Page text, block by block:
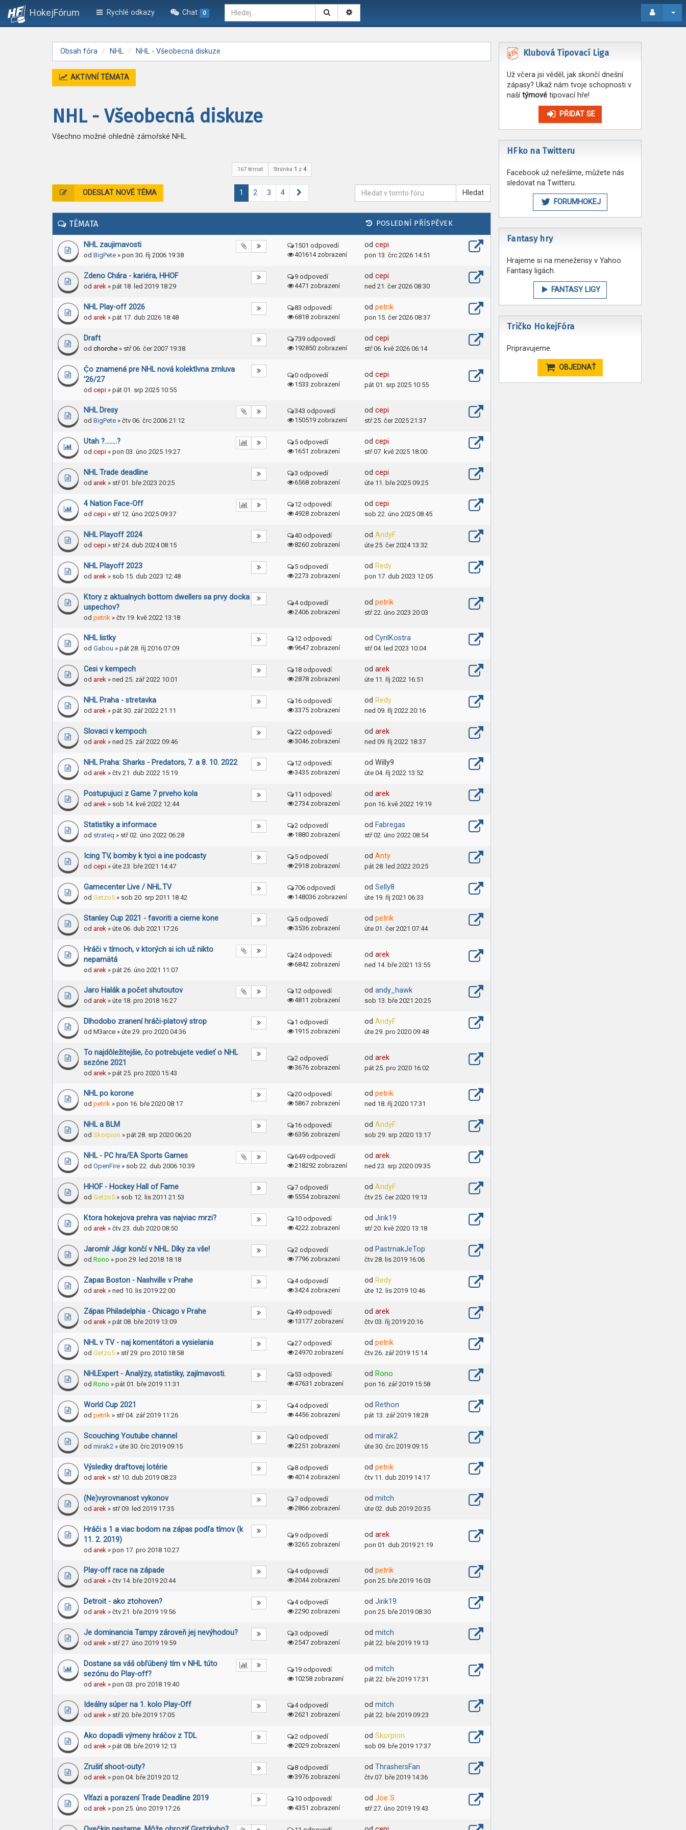
HokejFórum Rychlé odkazy Chat 0
Obsah fóra NHL NHL - Všeobecná diskuze
AKTIVNÍ TÉMATA
NHL - Všeobecná diskuze
Všechno možné ohledně zámořské NHL.
167 témat Stránka 1 z 4
ODESLAT NOVÉ TÉMA 1 2 3 4 Další Hledat
TÉMATA POSLEDNÍ PŘÍSPĚVEK
NHL zaujimavosti
od BigPete» pon 30. říj 2006 19:38
1501 odpovedí
401614 zobrazení
od cepi
pon 13. črc 2026 14:51
Zdeno Chára - kariéra, HHOF
od arek» pát 18. led 2019 18:29
9 odpovedí
4471 zobrazení
od cepi
ned 21. čer 2026 08:30
NHL Play-off 2026
od arek» pát 17. dub 2026 18:48
83 odpovedí
6818 zobrazení
od petrik
pon 15. čer 2026 08:37
Draft
od chorche» stř 06. čer 2007 19:38
739 odpovedí
192850 zobrazení
od cepi
stř 06. kvě 2026 06:14
Č̣o znamená pre NHL nová kolektìvna zmluva
'26/27
od cepi» pát 01. srp 2025 10:55
0 odpovedí
1533 zobrazení
od cepi
pát 01. srp 2025 10:55
NHL Dresy
od BigPete» čtv 06. črc 2006 21:12
343 odpovedí
150519 zobrazení
od cepi
stř 25. čer 2025 21:37
Utah ?........?
od cepi» pon 03. úno 2025 19:27
5 odpovedí
1651 zobrazení
od cepi
stř 07. kvě 2025 18:00
NHL Trade deadline
od arek» stř 01. bře 2023 20:25
3 odpovedí
6568 zobrazení
od cepi
úte 11. bře 2025 09:25
4 Nation Face-Off
od cepi» stř 12. úno 2025 09:37
12 odpovedí
4928 zobrazení
od cepi
sob 22. úno 2025 08:45
NHL Playoff 2024
od cepi» stř 24. dub 2024 08:15
40 odpovedí
8260 zobrazení
od AndyF
úte 25. čer 2024 13:32
NHL Playoff 2023
od arek» sob 15. dub 2023 12:48
5 odpovedí
2273 zobrazení
od Redy
pon 17. dub 2023 12:05
Ktory z aktualnych bottom dwellers sa prvy docka
uspechov?
od petrik» čtv 19. kvě 2022 13:18
4 odpovedí
2406 zobrazení
od petrik
stř 22. úno 2023 20:03
NHL listky
od Gabou » pát 28. říj 2016 07:09
12 odpovedí
9647 zobrazení
od CyrilKostra
stř 04. led 2023 10:04
Cesi v kempech
od arek» ned 25. zář 2022 10:01
18 odpovedí
2878 zobrazení
od arek
úte 11. říj 2022 16:51
NHL Praha - stretavka
od arek» pát 30. zář 2022 21:11
16 odpovedí
3375 zobrazení
od Redy
ned 09. říj 2022 20:16
Slovaci v kempoch
od arek» ned 25. zář 2022 09:46
22 odpovedí
3046 zobrazení
od arek
ned 09. říj 2022 18:37
NHL Praha: Sharks - Predators, 7. a 8. 10. 2022
od arek» čtv 21. dub 2022 15:19
12 odpovedí
3435 zobrazení
od Willy9
úte 04. říj 2022 13:52
Postupujuci z Game 7 prveho kola
od arek» sob 14. kvě 2022 12:44
11 odpovedí
2734 zobrazení
od arek
pon 16. kvě 2022 19:19
Statistiky a informace
od strateq » stř 02. úno 2022 06:28
2 odpovedí
1880 zobrazení
od Fabregas
stř 02. úno 2022 08:54
Icing TV, bomby k tyci a ine podcasty
od cepi» úte 23. bře 2021 14:47
5 odpovedí
2918 zobrazení
od Anty
pát 28. led 2022 20:25
Gamecenter Live / NHL.TV
od Getzo5» sob 20. srp 2011 18:42
706 odpovedí
148036 zobrazení
od Selly8
úte 19. říj 2021 06:33
Stanley Cup 2021 - favoriti a cierne kone
od arek» úte 06. dub 2021 17:26
5 odpovedí
3536 zobrazení
od petrik
úte 01. čer 2021 07:44
Hráči v tímoch, v ktorých si ich už nikto
nepamätá
od arek» pát 26. úno 2021 11:07
24 odpovedí
6842 zobrazení
od arek
ned 14. bře 2021 13:55
Jaro Halák a počet shutoutov
od arek» úte 18. pro 2018 16:27
12 odpovedí
4811 zobrazení
od andy_hawk
sob 13. bře 2021 20:25
Dlhodobo zranení hráči-platový strop
od M3arce» úte 29. pro 2020 04:36
1 odpovedí
1915 zobrazení
od AndyF
úte 29. pro 2020 09:48
To najdôležitejšie, čo potrebujete vedieť o NHL
sezóne 2021
od arek» pát 25. pro 2020 15:43
2 odpovedí
3676 zobrazení
od arek
pát 25. pro 2020 16:02
NHL po korone
od petrik» pon 16. bře 2020 08:17
20 odpovedí
5867 zobrazení
od petrik
ned 18. říj 2020 17:31
NHL a BLM
od Skorpion » pát 28. srp 2020 06:20
16 odpovedí
6356 zobrazení
od AndyF
sob 29. srp 2020 13:17
NHL - PC hra/EA Sports Games
od OpenFire» sob 22. dub 2006 10:39
649 odpovedí
218292 zobrazení
od arek
ned 23. srp 2020 09:35
HHOF - Hockey Hall of Fame
od Getzo5» sob 12. lis 2011 21:53
7 odpovedí
5554 zobrazení
od AndyF
čtv 25. čer 2020 19:13
Ktora hokejova prehra vas najviac mrzi?
od arek» čtv 23. dub 2020 08:50
10 odpovedí
4222 zobrazení
od Jirik19
stř 20. kvě 2020 13:18
Jaromír Jágr končí v NHL. Díky za vše!
od Rono » pon 29. led 2018 18:18
2 odpovedí
7796 zobrazení
od PastrnakJeTop
čtv 28. lis 2019 16:06
Zapas Boston - Nashville v Prahe
od arek» ned 10. lis 2019 22:00
4 odpovedí
3424 zobrazení
od Redy
úte 12. lis 2019 10:46
Zápas Philadelphia - Chicago v Prahe
od arek» pát 08. bře 2019 13:09
49 odpovedí
13177 zobrazení
od arek
čtv 03. říj 2019 20:16
NHL v TV - naj komentátori a vysielania
od Getzo5» stř 29. pro 2010 18:58
27 odpovedí
24970 zobrazení
od petrik
čtv 26. zář 2019 15:14
NHLExpert - Analýzy, statistiky, zajímavosti.
od Rono » pát 01. bře 2019 11:31
53 odpovedí
47631 zobrazení
od Rono
pon 16. zář 2019 15:58
World Cup 2021
od petrik» stř 04. zář 2019 11:26
4 odpovedí
4456 zobrazení
od Rethon
pát 13. zář 2019 18:28
Scouching Youtube channel
od mirak2» úte 30. črc 2019 09:15
0 odpovedí
2251 zobrazení
od mirak2
úte 30. črc 2019 09:15
Výsledky draftovej lotérie
od arek» stř 10. dub 2019 08:23
8 odpovedí
4014 zobrazení
od petrik
čtv 11. dub 2019 14:17
(Ne)vyrovnanost vykonov
od arek» stř 09. led 2019 17:35
7 odpovedí
2866 zobrazení
od mitch
úte 02. dub 2019 20:35
Hráči s 1 a viac bodom na zápas podľa tímov (k
11. 2. 2019)
od arek» pon 17. pro 2018 10:27
9 odpovedí
3265 zobrazení
od arek
pon 01. dub 2019 21:19
Play-off race na západe
od arek» čtv 14. bře 2019 20:44
4 odpovedí
2044 zobrazení
od petrik
pon 25. bře 2019 16:03
Detroit - ako ztohoven?
od arek» čtv 21. bře 2019 19:56
4 odpovedí
2290 zobrazení
od Jirik19
pon 25. bře 2019 08:30
Je dominancia Tampy zároveň jej nevýhodou?
od arek» stř 27. úno 2019 19:59
3 odpovedí
2547 zobrazení
od mitch
pát 22. bře 2019 19:13
Dostane sa váš obľúbený tím v NHL túto
sezónu do Play-off?
od arek» pon 03. pro 2018 19:40
19 odpovedí
10258 zobrazení
od mitch
pát 22. bře 2019 17:31
Ideálny súper na 1. kolo Play-Off
od arek» stř 20. bře 2019 17:05
4 odpovedí
2621 zobrazení
od mitch
pát 22. bře 2019 09:23
Ako dopadli výmeny hráčov z TDL
od arek» pát 08. bře 2019 12:13
2 odpovedí
2029 zobrazení
od Skorpion
sob 09. bře 2019 17:37
Zrušiť shoot-outy?
od arek» pon 04. bře 2019 20:12
8 odpovedí
3976 zobrazení
od ThrashersFan
čtv 07. bře 2019 14:36
Víťazi a porazení Trade Deadline 2019
od arek» pon 25. úno 2019 17:26
10 odpovedí
4351 zobrazení
od Joe S.
stř 27. úno 2019 19:43
Klubová Tipovací Liga
Už včera jsi věděl, jak skončí dnešní
zápasy? Ukaž nám tvoje schopnosti v
našítýmové tipovací hře!
PŘIDAT SE
HFko na Twitteru
Facebook už neřešíme, můžete nás
sledovat na Twitteru.
FORUMHOKEJ
Fantasy hry
Hrajeme si na menežerisy v Yahoo
Fantasy ligách.
FANTASY LIGY
Tričko HokejFóra
Pripravujeme.
OBJEDNAŤ